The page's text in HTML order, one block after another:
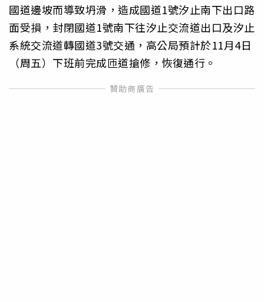
國道邊坡而導致坍滑，造成國道1號汐止南下出口路
面受損，封閉國道1號南下往汐止交流道出口及汐止
系統交流道轉國道3號交通，高公局預計於11月4日
（周五）下班前完成匝道搶修，恢復通行。